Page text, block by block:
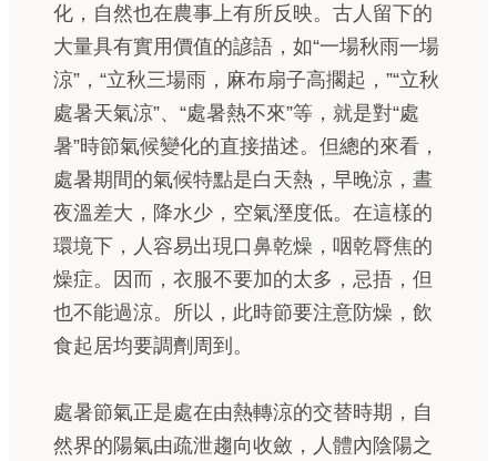
化，自然也在農事上有所反映。古人留下的
大量具有實用價值的諺語，如“一場秋雨一場
涼”，“立秋三場雨，麻布扇子高擱起，”“立秋
處暑天氣涼”、“處暑熱不來”等，就是對“處
暑”時節氣候變化的直接描述。但總的來看，
處暑期間的氣候特點是白天熱，早晚涼，晝
夜溫差大，降水少，空氣溼度低。在這樣的
環境下，人容易出現口鼻乾燥，咽乾脣焦的
燥症。因而，衣服不要加的太多，忌捂，但
也不能過涼。所以，此時節要注意防燥，飲
食起居均要調劑周到。
處暑節氣正是處在由熱轉涼的交替時期，自
然界的陽氣由疏泄趨向收斂，人體內陰陽之